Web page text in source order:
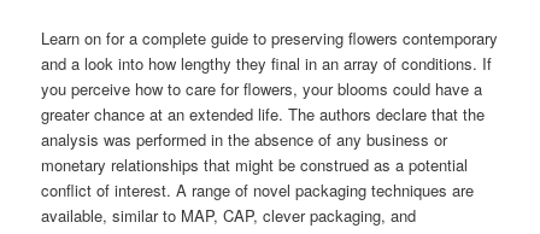
Learn on for a complete guide to preserving flowers contemporary
and a look into how lengthy they final in an array of conditions. If
you perceive how to care for flowers, your blooms could have a
greater chance at an extended life. The authors declare that the
analysis was performed in the absence of any business or
monetary relationships that might be construed as a potential
conflict of interest. A range of novel packaging techniques are
available, similar to MAP, CAP, clever packaging, and